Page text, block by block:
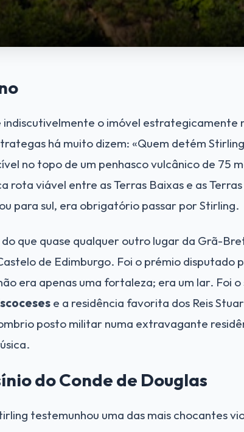
indiscutivelmente o imóvel estrategicamente
há muito dizem: «Quem detém
no topo de um penhasco vulcânico de 75
rota viável entre as Terras Baixas e as
para sul, era obrigatório passar por Stirling.
do que quase qualquer outro lugar da Grã-
de Edimburgo. Foi o prémio disputado
era apenas uma fortaleza; era um lar. Foi
e a residência favorita dos Reis
posto militar numa extravagante
do Conde de Douglas
testemunhou uma das mais chocantes